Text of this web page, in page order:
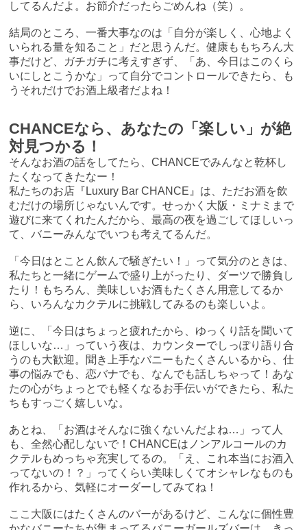
してるんだよ。お節介だったらごめんね（笑）。
結局のところ、一番大事なのは「自分が楽しく、心地よく
いられる量を知ること」だと思うんだ。健康ももちろん大
事だけど、ガチガチに考えすぎず、「あ、今日はこのくら
いにしとこうかな」って自分でコントロールできたら、も
うそれだけでお酒上級者だよね！
CHANCEなら、あなたの「楽しい」が絶
対見つかる！
そんなお酒の話をしてたら、CHANCEでみんなと乾杯し
たくなってきたなー！
私たちのお店『Luxury Bar CHANCE』は、ただお酒を飲
むだけの場所じゃないんです。せっかく大阪・ミナミまで
遊びに来てくれたんだから、最高の夜を過ごしてほしいっ
て、バニーみんなでいつも考えてるんだ。
「今日はとことん飲んで騒ぎたい！」って気分のときは、
私たちと一緒にゲームで盛り上がったり、ダーツで勝負し
たり！もちろん、美味しいお酒もたくさん用意してるか
ら、いろんなカクテルに挑戦してみるのも楽しいよ。
逆に、「今日はちょっと疲れたから、ゆっくり話を聞いて
ほしいな…」っていう夜は、カウンターでしっぽり語り合
うのも大歓迎。聞き上手なバニーもたくさんいるから、仕
事の悩みでも、恋バナでも、なんでも話しちゃって！あな
たの心がちょっとでも軽くなるお手伝いができたら、私た
ちもすっごく嬉しいな。
あとね、「お酒はそんなに強くないんだよね…」って人
も、全然心配しないで！CHANCEはノンアルコールのカ
クテルもめっちゃ充実してるの。「え、これ本当にお酒入
ってないの！？」ってくらい美味しくてオシャレなものも
作れるから、気軽にオーダーしてみてね！
ここ大阪にはたくさんのバーがあるけど、こんなに個性豊